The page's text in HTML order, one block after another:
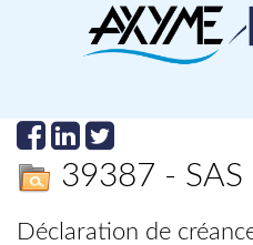
39387 - SAS
Déclaration de